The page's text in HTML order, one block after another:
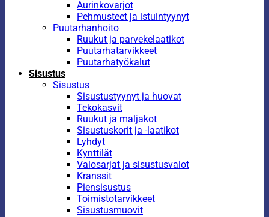
Aurinkovarjot
Pehmusteet ja istuintyynyt
Puutarhanhoito
Ruukut ja parvekelaatikot
Puutarhatarvikkeet
Puutarhatyökalut
Sisustus
Sisustus
Sisustustyynyt ja huovat
Tekokasvit
Ruukut ja maljakot
Sisustuskorit ja -laatikot
Lyhdyt
Kynttilät
Valosarjat ja sisustusvalot
Kranssit
Piensisustus
Toimistotarvikkeet
Sisustusmuovit